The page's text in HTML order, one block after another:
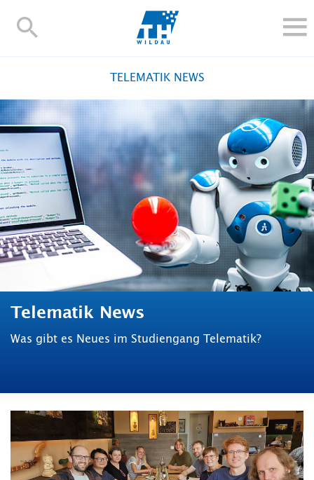
TH-
ALUMNI
HOCHSCHULE
INTERNATIONAL
BESCHÄFTIGTE
Blogs Kontakt und Anfahrt Webmail Moodle
TH Online-Portal Personensuche English
TELEMATIK NEWS
Telematik News
Was gibt es Neues im Studiengang Telematik?